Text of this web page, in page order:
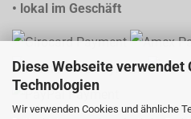
Diese Webseite verwendet
Technologien
Wir verwenden Cookies und ähnliche
• lokal im Geschäft